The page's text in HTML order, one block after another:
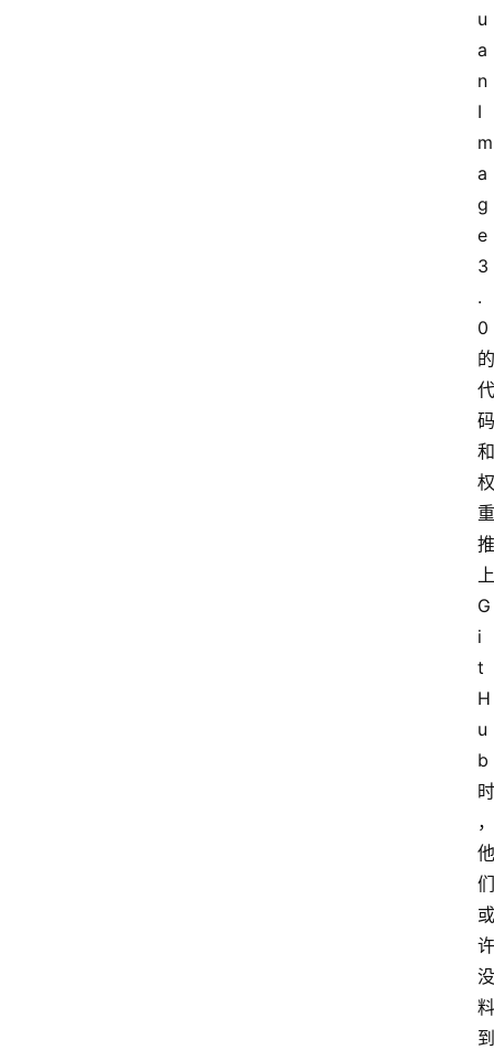
u
a
n
I
m
a
g
e
3
.
0
的
代
码
和
权
重
推
上
G
i
t
H
u
b
时
，
他
们
或
许
没
料
到